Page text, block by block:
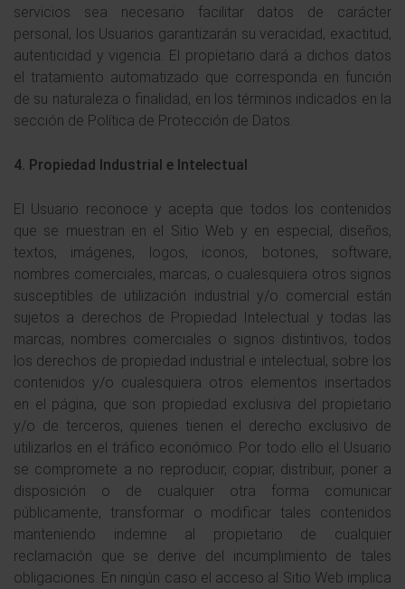
servicios sea necesario facilitar datos de carácter
personal, los Usuarios garantizarán su veracidad, exactitud,
autenticidad y vigencia. El propietario dará a dichos datos
el tratamiento automatizado que corresponda en función
de su naturaleza o finalidad, en los términos indicados en la
sección de Política de Protección de Datos.
4. Propiedad Industrial e Intelectual
El Usuario reconoce y acepta que todos los contenidos
que se muestran en el Sitio Web y en especial, diseños,
textos, imágenes, logos, iconos, botones, software,
nombres comerciales, marcas, o cualesquiera otros signos
susceptibles de utilización industrial y/o comercial están
sujetos a derechos de Propiedad Intelectual y todas las
marcas, nombres comerciales o signos distintivos, todos
los derechos de propiedad industrial e intelectual, sobre los
contenidos y/o cualesquiera otros elementos insertados
en el página, que son propiedad exclusiva del propietario
y/o de terceros, quienes tienen el derecho exclusivo de
utilizarlos en el tráfico económico. Por todo ello el Usuario
se compromete a no reproducir, copiar, distribuir, poner a
disposición o de cualquier otra forma comunicar
públicamente, transformar o modificar tales contenidos
manteniendo indemne al propietario de cualquier
reclamación que se derive del incumplimiento de tales
obligaciones. En ningún caso el acceso al Sitio Web implica